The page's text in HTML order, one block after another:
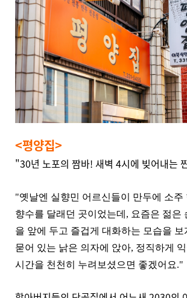
<평양집>
"30년 노포의 짬바! 새벽 4시에 빚어내는
"옛날엔 실향민 어르신들이 만두에 소주
향수를 달래던 곳이었는데, 요즘은 젊은
을 앞에 두고 즐겁게 대화하는 모습을 보
묻어 있는 낡은 의자에 앉아, 정직하게
시간을 천천히 누려보셨으면 좋겠어요."